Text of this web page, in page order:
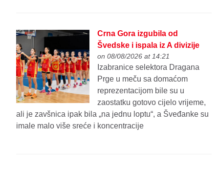
Crna Gora izgubila od
Švedske i ispala iz A divizije
on 08/08/2026 at 14:21
Izabranice selektora Dragana
Prge u meču sa domaćom
reprezentacijom bile su u
zaostatku gotovo cijelo vrijeme,
ali je zavšnica ipak bila „na jednu loptu“, a Šveđanke su
imale malo više sreće i koncentracije